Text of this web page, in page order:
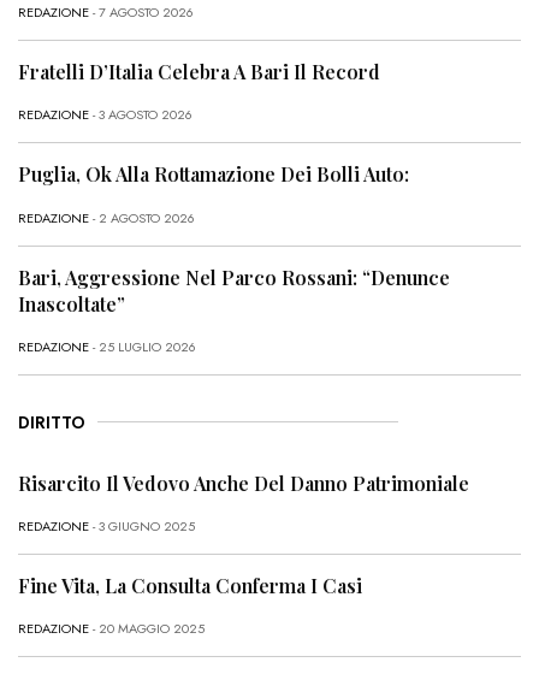
REDAZIONE- 7 AGOSTO 2026
Fratelli D’Italia Celebra A Bari Il Record
REDAZIONE- 3 AGOSTO 2026
Puglia, Ok Alla Rottamazione Dei Bolli Auto:
REDAZIONE- 2 AGOSTO 2026
Bari, Aggressione Nel Parco Rossani: “Denunce
Inascoltate”
REDAZIONE- 25 LUGLIO 2026
DIRITTO
Risarcito Il Vedovo Anche Del Danno Patrimoniale
REDAZIONE- 3 GIUGNO 2025
Fine Vita, La Consulta Conferma I Casi
REDAZIONE- 20 MAGGIO 2025